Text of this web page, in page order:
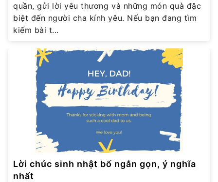
quần, gửi lời yêu thương và những món quà đặc
biệt đến người cha kính yêu. Nếu bạn đang tìm
kiếm bài t...
Lời chúc sinh nhật bố ngắn gọn, ý nghĩa
nhất